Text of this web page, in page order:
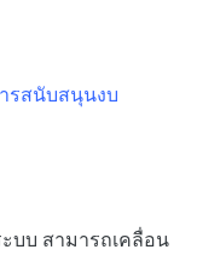
รสนับสนุนงบ
บบ สามารถเคลื่อน